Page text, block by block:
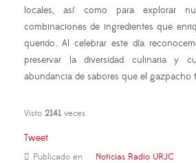
locales, así como para explorar
combinaciones de ingredientes que
querido. Al celebrar este día
preservar la diversidad culinaria y
abundancia de sabores que el gazpacho
Visto 2141 veces
Tweet
Publicado en Noticias Radio URJC